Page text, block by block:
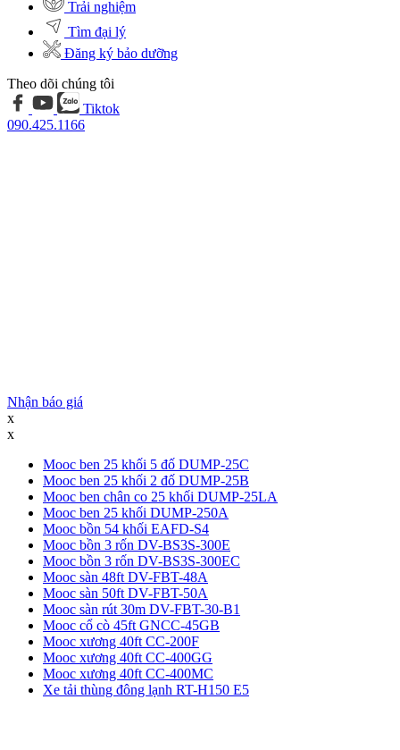
Trải nghiệm
Tìm đại lý
Đăng ký bảo dưỡng
Theo dõi chúng tôi
Tiktok
090.425.1166
Nhận báo giá
x
x
Mooc ben 25 khối 5 đố DUMP-25C
Mooc ben 25 khối 2 đố DUMP-25B
Mooc ben chân co 25 khối DUMP-25LA
Mooc ben 25 khối DUMP-250A
Mooc bồn 54 khối EAFD-S4
Mooc bồn 3 rốn DV-BS3S-300E
Mooc bồn 3 rốn DV-BS3S-300EC
Mooc sàn 48ft DV-FBT-48A
Mooc sàn 50ft DV-FBT-50A
Mooc sàn rút 30m DV-FBT-30-B1
Mooc cổ cò 45ft GNCC-45GB
Mooc xương 40ft CC-200F
Mooc xương 40ft CC-400GG
Mooc xương 40ft CC-400MC
Xe tải thùng đông lạnh RT-H150 E5